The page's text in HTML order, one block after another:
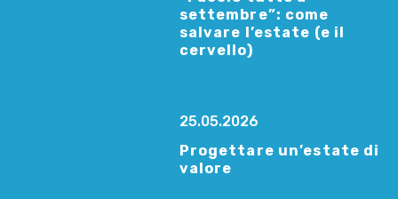
settembre”: come
salvare l’estate (e il
cervello)
25.05.2026
Progettare un’estate di
valore